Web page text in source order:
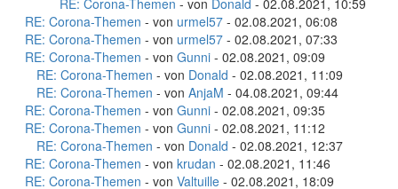
RE: Corona-Themen - von Donald - 02.08.2021, 10:59
RE: Corona-Themen - von urmel57 - 02.08.2021, 06:08
RE: Corona-Themen - von urmel57 - 02.08.2021, 07:33
RE: Corona-Themen - von Gunni - 02.08.2021, 09:09
RE: Corona-Themen - von Donald - 02.08.2021, 11:09
RE: Corona-Themen - von AnjaM - 04.08.2021, 09:44
RE: Corona-Themen - von Gunni - 02.08.2021, 09:35
RE: Corona-Themen - von Gunni - 02.08.2021, 11:12
RE: Corona-Themen - von Donald - 02.08.2021, 12:37
RE: Corona-Themen - von krudan - 02.08.2021, 11:46
RE: Corona-Themen - von Valtuille - 02.08.2021, 18:09